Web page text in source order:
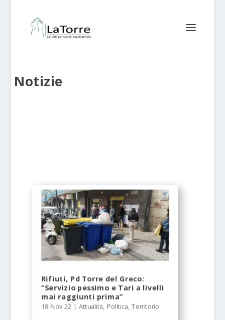
Notizie
Rifiuti, Pd Torre del Greco:
“Servizio pessimo e Tari a livelli
mai ra­ggiunti prima”
18 Nov 22 |Attualità, Politica,Territorio